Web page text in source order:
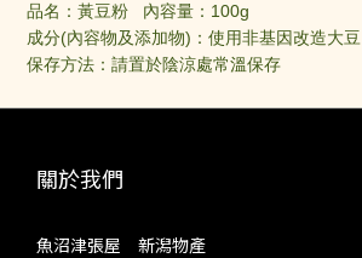
品名：黃豆粉 內容量： 100g
成分(內容物及添加物) ： 使用非基因改造大豆
保存方法：請置於陰涼處常溫保存
關於我們
魚沼津張屋 新潟物產